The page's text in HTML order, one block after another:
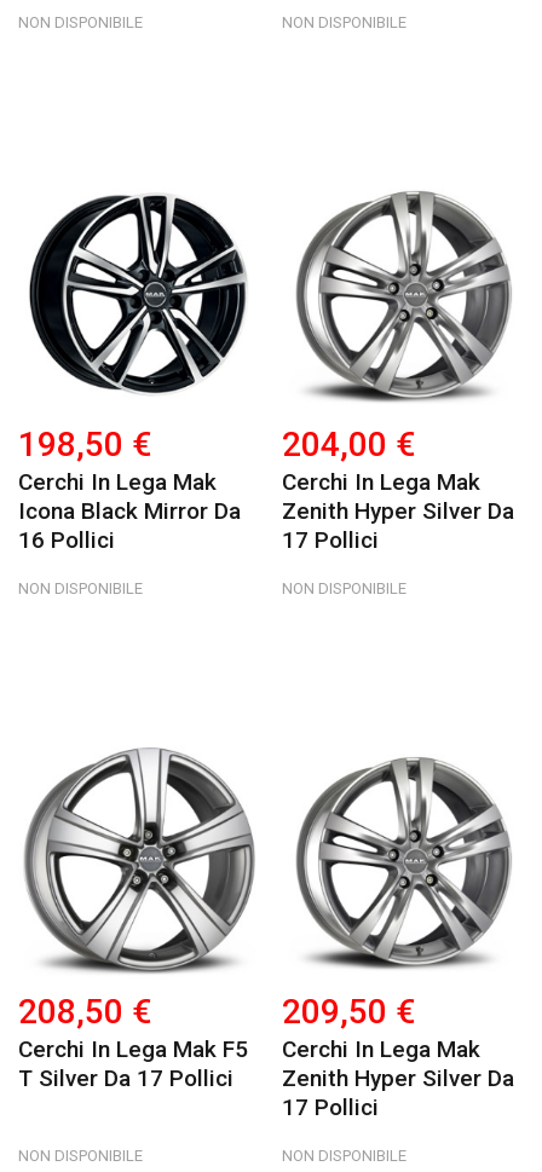
NON DISPONIBILE NON DISPONIBILE
198,50 €
Cerchi In Lega Mak
Icona Black Mirror Da
16 Pollici
NON DISPONIBILE
204,00 €
Cerchi In Lega Mak
Zenith Hyper Silver Da
17 Pollici
NON DISPONIBILE
208,50 €
Cerchi In Lega Mak F5
T Silver Da 17 Pollici
NON DISPONIBILE
209,50 €
Cerchi In Lega Mak
Zenith Hyper Silver Da
17 Pollici
NON DISPONIBILE